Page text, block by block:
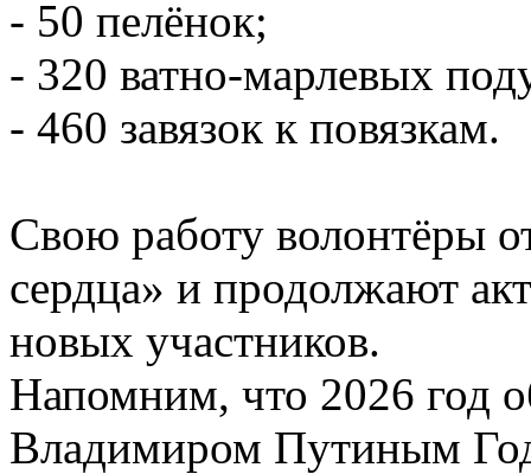
- 50 пелёнок;
- 320 ватно-марлевых
- 460 завязок к повязкам.
Свою работу волонтёры
сердца» и продолжают
новых участников.
Напомним, что 2026 год
Владимиром Путиным